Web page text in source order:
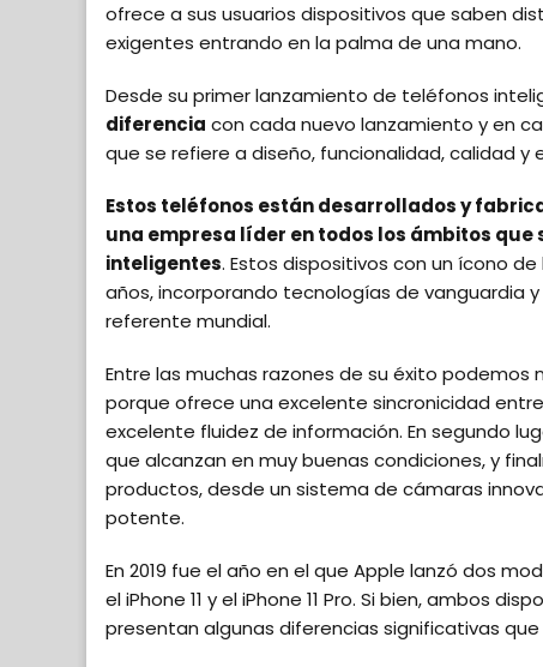
ofrece a sus usuarios dispositivos que saben
exigentes entrando en la palma de una mano.
Desde su primer lanzamiento de teléfonos
diferencia con cada nuevo lanzamiento y en
que se refiere a diseño, funcionalidad, calidad y
Estos teléfonos están desarrollados y
una empresa líder en todos los ámbitos
inteligentes. Estos dispositivos con un ícono
años, incorporando tecnologías de vanguardia
referente mundial.
Entre las muchas razones de su éxito podemos
porque ofrece una excelente sincronicidad
excelente fluidez de información. En segundo
que alcanzan en muy buenas condiciones, y
productos, desde un sistema de cámaras
potente.
En 2019 fue el año en el que Apple lanzó dos
el iPhone 11 y el iPhone 11 Pro. Si bien, ambos
presentan algunas diferencias significativas